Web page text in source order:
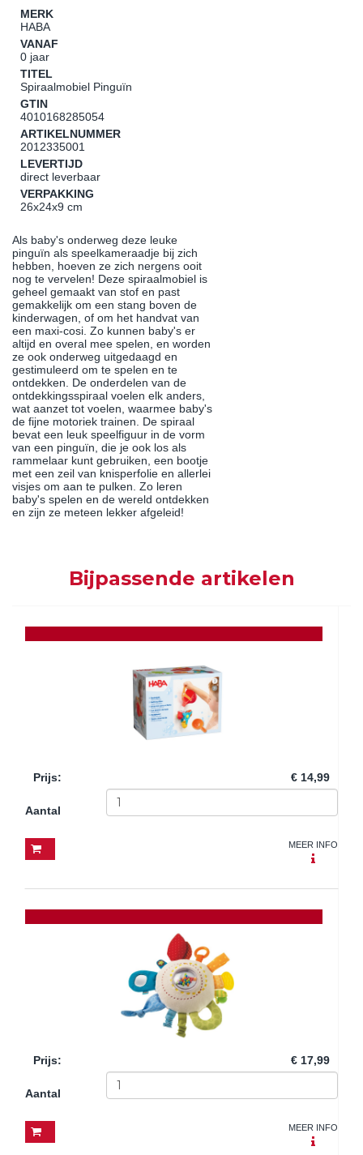
MERK
HABA
VANAF
0 jaar
TITEL
Spiraalmobiel Pinguïn
GTIN
4010168285054
ARTIKELNUMMER
2012335001
LEVERTIJD
direct leverbaar
VERPAKKING
26x24x9 cm
Als baby's onderweg deze leuke
pinguïn als speelkameraadje bij zich
hebben, hoeven ze zich nergens ooit
nog te vervelen! Deze spiraalmobiel is
geheel gemaakt van stof en past
gemakkelijk om een stang boven de
kinderwagen, of om het handvat van
een maxi-cosi. Zo kunnen baby's er
altijd en overal mee spelen, en worden
ze ook onderweg uitgedaagd en
gestimuleerd om te spelen en te
ontdekken. De onderdelen van de
ontdekkingsspiraal voelen elk anders,
wat aanzet tot voelen, waarmee baby's
de fijne motoriek trainen. De spiraal
bevat een leuk speelfiguur in de vorm
van een pinguïn, die je ook los als
rammelaar kunt gebruiken, een bootje
met een zeil van knisperfolie en allerlei
visjes om aan te pulken. Zo leren
baby's spelen en de wereld ontdekken
en zijn ze meteen lekker afgeleid!
Bijpassende artikelen
Prijs: € 14,99
Aantal
MEER INFO
Prijs: € 17,99
Aantal
MEER INFO